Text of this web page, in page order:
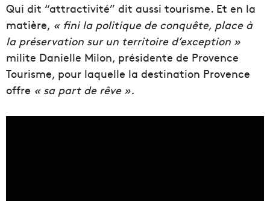
Qui dit “attractivité” dit aussi tourisme. Et en la
matière, « fini la politique de conquête, place à
la préservation sur un territoire d’exception »
milite Danielle Milon, présidente de Provence
Tourisme, pour laquelle la destination Provence
offre « sa part de rêve ».